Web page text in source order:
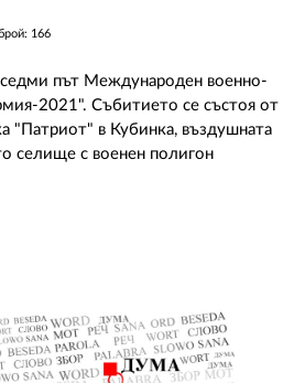
166
седми път Международен военно-
2021". Събитието се състоя от
"Патриот" в Кубинка, въздушната
селище с военен полигон